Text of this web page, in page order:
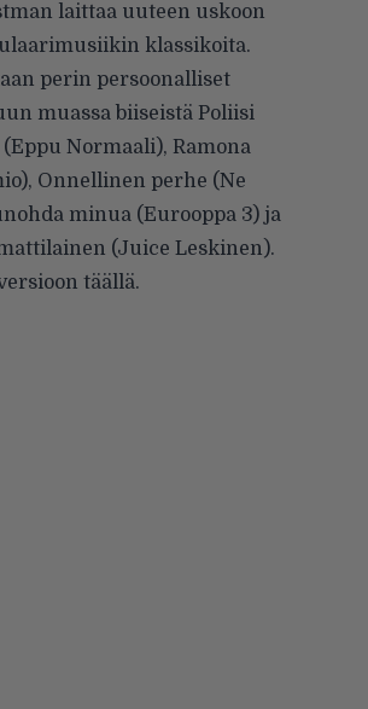
laittaa uuteen uskoon
klassikoita.
perin persoonalliset
muassa biiseistä Poliisi
Normaali), Ramona
Onnellinen perhe (Ne
minua (Eurooppa 3) ja
(Juice Leskinen).
täällä.